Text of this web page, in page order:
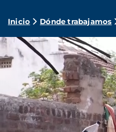
Ruta
de
navegación
Inicio Dónde trabajamos
Archivo
de
vídeo
Proyectos
de
Manos
Unidas